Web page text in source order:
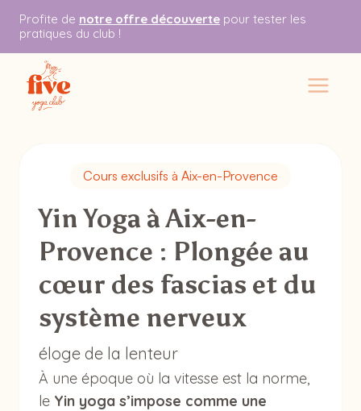
Skip
content
Profite de notre offre découverte pour tester les
pratiques du club !
Cours exclusifs à Aix-en-Provence
Yin Yoga à Aix-en-
Provence : Plongée au
cœur des fascias et du
système nerveux
éloge de la lenteur
À une époque où la vitesse est la norme,
le Yin yoga s’impose comme une